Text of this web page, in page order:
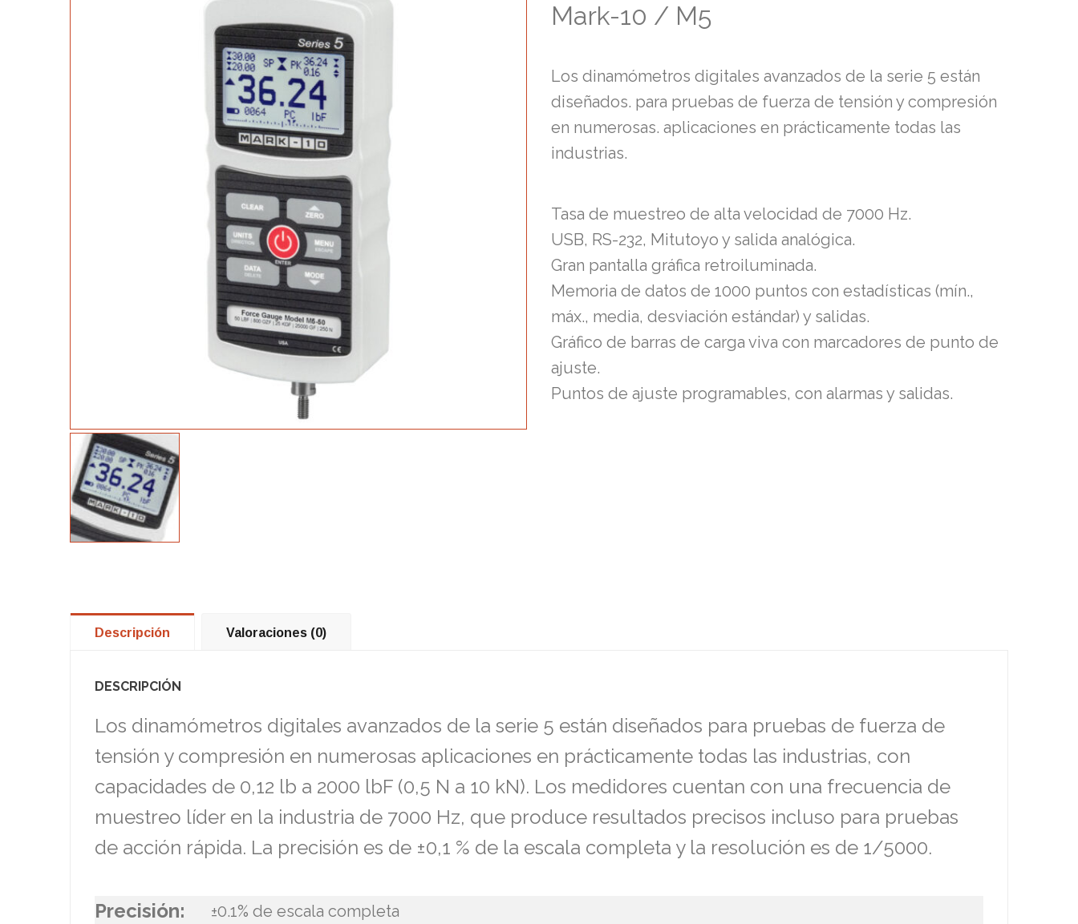
Mark-10 / M5
Los dinamómetros digitales avanzados de la serie 5 están
diseñados. para pruebas de fuerza de tensión y compresión
en numerosas. aplicaciones en prácticamente todas las
industrias.
Tasa de muestreo de alta velocidad de 7000 Hz.
USB, RS-232, Mitutoyo y salida analógica.
Gran pantalla gráfica retroiluminada.
Memoria de datos de 1000 puntos con estadísticas (mín.,
máx., media, desviación estándar) y salidas.
Gráfico de barras de carga viva con marcadores de punto de
ajuste.
Puntos de ajuste programables, con alarmas y salidas.
Descripción Valoraciones (0)
DESCRIPCIÓN
Los dinamómetros digitales avanzados de la serie 5 están diseñados para pruebas de fuerza de
tensión y compresión en numerosas aplicaciones en prácticamente todas las industrias, con
capacidades de 0,12 lb a 2000 lbF (0,5 N a 10 kN). Los medidores cuentan con una frecuencia de
muestreo líder en la industria de 7000 Hz, que produce resultados precisos incluso para pruebas
de acción rápida. La precisión es de ±0,1 % de la escala completa y la resolución es de 1/5000.
Precisión: ±0.1% de escala completa